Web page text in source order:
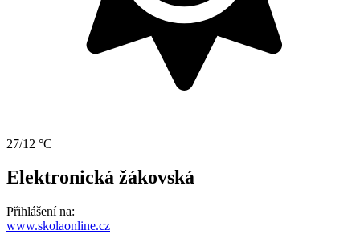
27/12 °C
Elektronická žákovská
Přihlášení na:
www.skolaonline.cz